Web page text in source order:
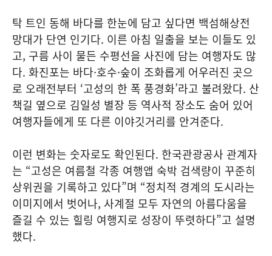
탁 트인 동해 바다를 한눈에 담고 싶다면 백섬해상전
망대가 단연 인기다. 이른 아침 일출을 보는 이들도 있
고, 구름 사이 물든 수평선을 사진에 담는 여행자도 많
다. 화진포는 바다·호수·숲이 조화롭게 어우러진 곳으
로 오래전부터 ‘고성의 한 폭 풍경화’라고 불려왔다. 산
책길 옆으로 김일성 별장 등 역사적 장소도 숨어 있어
여행자들에게 또 다른 이야깃거리를 안겨준다.
이런 변화는 숫자로도 확인된다. 한국관광공사 관계자
는 “고성은 여름철 각종 여행앱 숙박 검색량이 꾸준히
상위권을 기록하고 있다”며 “정치적 경계의 도시라는
이미지에서 벗어나, 사계절 모두 자연의 아름다움을
즐길 수 있는 힐링 여행지로 성장이 뚜렷하다”고 설명
했다.